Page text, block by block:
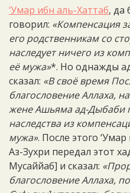
‘Умар ибн аль-Хаттаб, да
говорил: «Компенсация
его родственникам со
наследует ничего из
её мужа»*. Но однажды
сказал: «В своё время
благословение Аллаха,
жене Ашьяма ад-Дыбаби
наследства из
мужа». После этого
Аз-Зухри передал этот
Мусаййаб] и сказал:
благословение Аллаха,